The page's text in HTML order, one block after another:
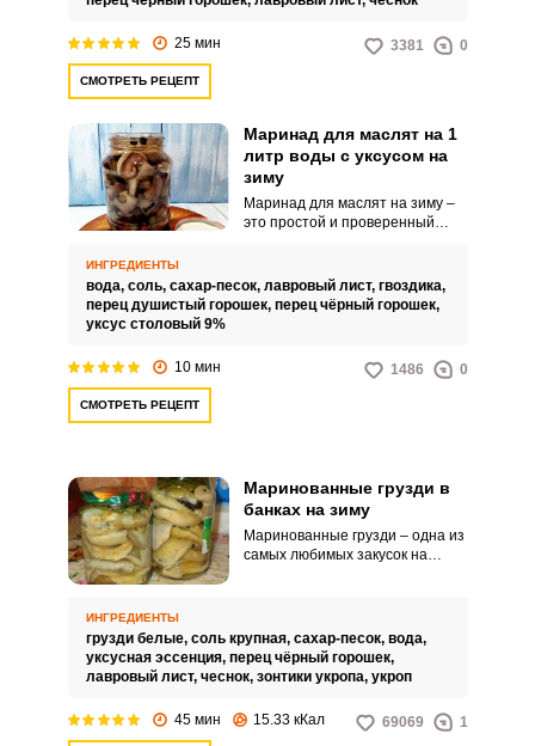
различных ароматических
25 мин 3381 0
СМОТРЕТЬ РЕЦЕПТ
Маринад для маслят на 1
литр воды с уксусом на
зиму
Маринад для маслят на зиму –
это простой и проверенный
маринадом готовые маслята
выйдут сочными и невероятно
ИНГРЕДИЕНТЫ
вода, соль, сахар-песок, лавровый лист, гвоздика,
перец душистый горошек, перец чёрный горошек,
уксус столовый 9%
10 мин 1486 0
СМОТРЕТЬ РЕЦЕПТ
Маринованные грузди в
банках на зиму
Маринованные грузди – одна из
самых любимых закусок на
блюдам из мяса, птицы, овощей.
ИНГРЕДИЕНТЫ
грузди белые, соль крупная, сахар-песок, вода,
уксусная эссенция, перец чёрный горошек,
лавровый лист, чеснок, зонтики укропа, укроп
45 мин 15.33 кКал 69069 1
ВХОД
ЕЩЕ НЕ ЗАРЕГИСТРИРОВАННЫ?